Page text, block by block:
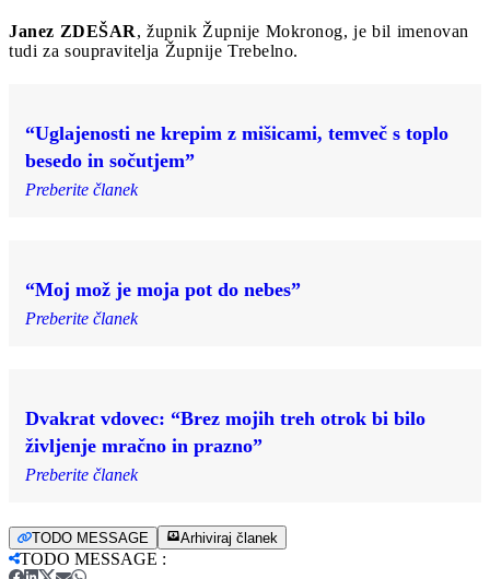
Janez ZDEŠAR, župnik Župnije Mokronog, je bil imenovan
tudi za soupravitelja Župnije Trebelno.
“Uglajenosti ne krepim z mišicami, temveč s toplo
besedo in sočutjem”
Preberite članek
“Moj mož je moja pot do nebes”
Preberite članek
Dvakrat vdovec: “Brez mojih treh otrok bi bilo
življenje mračno in prazno”
Preberite članek
TODO MESSAGE Arhiviraj članek
TODO MESSAGE :